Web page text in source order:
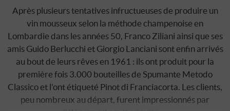
Après plusieurs tentatives infructueuses de produire un
vin mousseux selon la méthode champenoise en
Lombardie dans les années 50, Franco Ziliani ainsi que ses
amis Guido Berlucchi et Giorgio Lanciani sont enfin arrivés
au bout de leurs rêves en 1961 : ils ont produit pour la
première fois 3.000 bouteilles de Spumante Metodo
Classico et l'ont étiqueté Pinot di Franciacorta. Les clients,
peu nombreux au départ, furent impressionnés par